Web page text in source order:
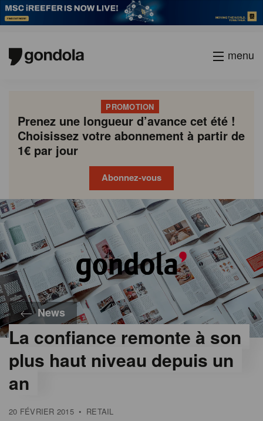
menu
PROMOTION
Prenez une longueur d’avance cet été !
Choisissez votre abonnement à partir de
1€ par jour
Abonnez-vous
News
La confiance remonte à son
plus haut niveau depuis un
an
20 FÉVRIER 2015 • RETAIL
Gondola
academy
Gondola
society